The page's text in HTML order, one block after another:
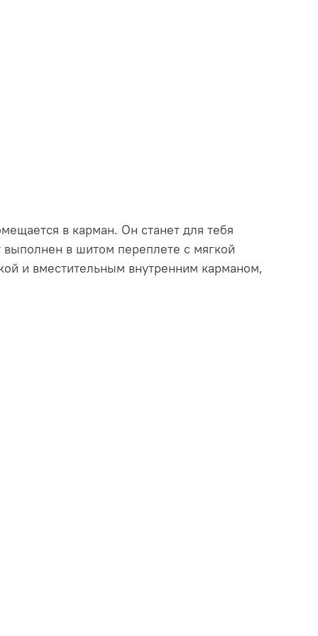
в карман. Он станет для тебя
в шитом переплете с мягкой
и вместительным внутренним карманом,